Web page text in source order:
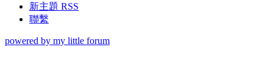
新主題 RSS
聯繫
powered by my little forum